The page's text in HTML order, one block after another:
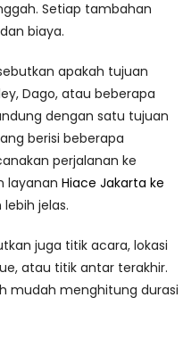
Setiap tambahan
biaya.
apakah tujuan
Dago, atau beberapa
dengan satu tujuan
berisi beberapa
perjalanan ke
layananHiace Jakarta ke
jelas.
juga titik acara, lokasi
atau titik antar terakhir.
mudah menghitung durasi